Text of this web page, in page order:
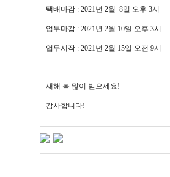
택배마감 : 2021년 2월 8일 오후 3시
업무마감 : 2021년 2월 10일 오후 3시
업무시작 : 2021년 2월 15일 오전 9시
새해 복 많이 받으세요!
감사합니다!